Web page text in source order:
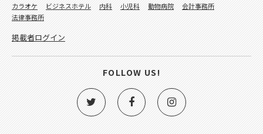
カラオケ
ビジネスホテル 内科 小児科 動物病院
会計事務所
法律事務所
掲載者ログイン
FOLLOW US!